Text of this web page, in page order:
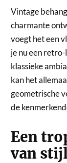
Vintage
charmante
voegt het een
je nu een
klassieke
kan het
geometrische
de
Een
van